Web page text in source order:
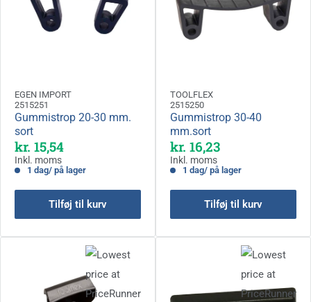
EGEN IMPORT
2515251
Gummistrop 20-30 mm.
sort
Kampagnepris
kr. 15,54
Inkl. moms
1 dag/ på lager
Tilføj til kurv
TOOLFLEX
2515250
Gummistrop 30-40
mm.sort
Kampagnepris
kr. 16,23
Inkl. moms
1 dag/ på lager
Tilføj til kurv